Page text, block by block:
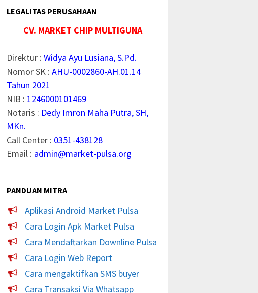
LEGALITAS PERUSAHAAN
CV. MARKET CHIP MULTIGUNA
Direktur :Widya Ayu Lusiana, S.Pd.
Nomor SK :AHU-0002860-AH.01.14
Tahun 2021
NIB : 1246000101469
Notaris : Dedy Imron Maha Putra, SH,
MKn.
Call Center : 0351-438128
Email : admin@market-pulsa.org
PANDUAN MITRA
Aplikasi Android Market Pulsa
Cara Login Apk Market Pulsa
Cara Mendaftarkan Downline Pulsa
Cara Login Web Report
Cara mengaktifkan SMS buyer
Cara Transaksi Via Whatsapp